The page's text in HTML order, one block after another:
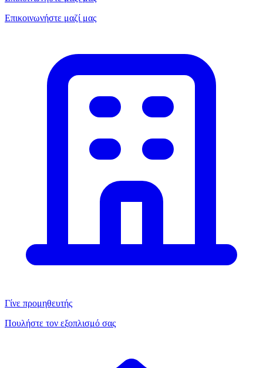
Επικοινωνήστε μαζί μας
Γίνε προμηθευτής
Πουλήστε τον εξοπλισμό σας